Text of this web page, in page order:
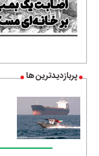
پربازدیدترین ها